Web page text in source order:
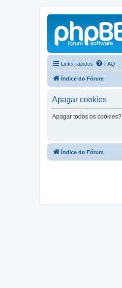
Links rápidos FAQ
Índice do Fórum
Apagar cookies
Apagar todos os cookies?
Índice do Fórum